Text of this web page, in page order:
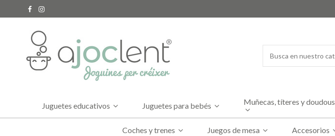
Juguetes educativos Juguetes para bebés Muñecas, títeres y doudous
Coches y trenes Juegos de mesa Accesorios